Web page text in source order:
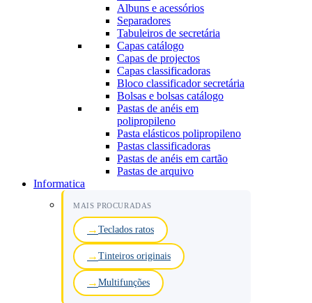
Albuns e acessórios
Separadores
Tabuleiros de secretária
Capas catálogo
Capas de projectos
Capas classificadoras
Bloco classificador secretária
Bolsas e bolsas catálogo
Pastas de anéis em
polipropileno
Pasta elásticos polipropileno
Pastas classificadoras
Pastas de anéis em cartão
Pastas de arquivo
Informatica
MAIS PROCURADAS
Teclados ratos
Tinteiros originais
Multifunções